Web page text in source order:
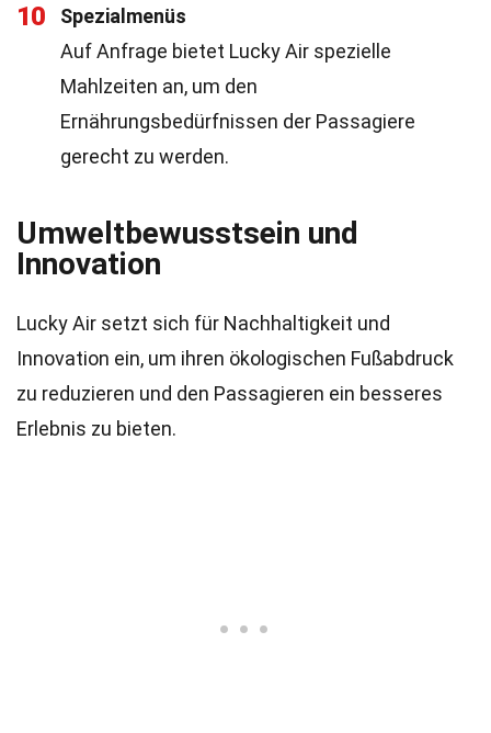
10
Spezialmenüs
Auf Anfrage bietet Lucky Air spezielle
Mahlzeiten an, um den
Ernährungsbedürfnissen der Passagiere
gerecht zu werden.
Umweltbewusstsein und
Innovation
Lucky Air setzt sich für Nachhaltigkeit und
Innovation ein, um ihren ökologischen Fußabdruck
zu reduzieren und den Passagieren ein besseres
Erlebnis zu bieten.